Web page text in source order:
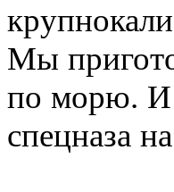
Мы
по морю. И
спецназа